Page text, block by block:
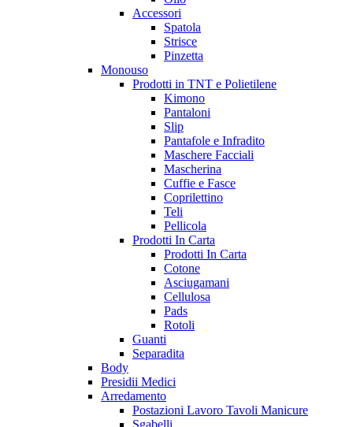
Accessori
Spatola
Strisce
Pinzetta
Monouso
Prodotti in TNT e Polietilene
Kimono
Pantaloni
Slip
Pantafole e Infradito
Maschere Facciali
Mascherina
Cuffie e Fasce
Coprilettino
Teli
Pellicola
Prodotti In Carta
Prodotti In Carta
Cotone
Asciugamani
Cellulosa
Pads
Rotoli
Guanti
Separadita
Body
Presidii Medici
Arredamento
Postazioni Lavoro Tavoli Manicure